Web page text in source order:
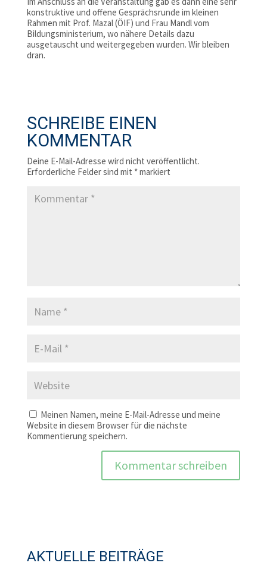
konstruktive und offene Gesprächsrunde im kleinen
Rahmen mit Prof. Mazal (ÖIF) und Frau Mandl vom
Bildungsministerium, wo nähere Details dazu
ausgetauscht und weitergegeben wurden. Wir bleiben
dran.
SCHREIBE EINEN
KOMMENTAR
Deine E-Mail-Adresse wird nicht veröffentlicht.
Erforderliche Felder sind mit *markiert
Meinen Namen, meine E-Mail-Adresse und meine
Website in diesem Browser für die nächste
Kommentierung speichern.
AKTUELLE BEITRÄGE